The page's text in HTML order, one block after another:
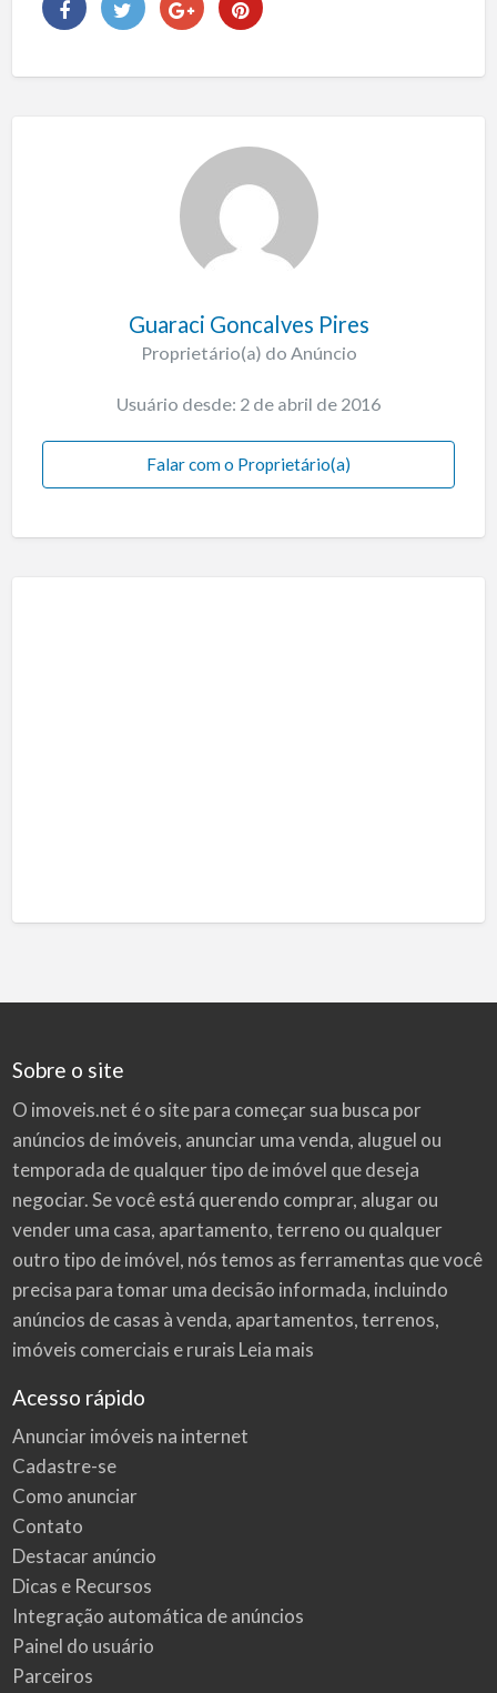
Guaraci Goncalves Pires
Proprietário(a) do Anúncio
Usuário desde: 2 de abril de 2016
Falar com o Proprietário(a)
Sobre o site
O imoveis.net é o site para começar sua busca por
anúncios de imóveis, anunciar uma venda, aluguel ou
temporada de qualquer tipo de imóvel que deseja
negociar. Se você está querendo comprar, alugar ou
vender uma casa, apartamento, terreno ou qualquer
outro tipo de imóvel, nós temos as ferramentas que você
precisa para tomar uma decisão informada, incluindo
anúncios de casas à venda, apartamentos, terrenos,
imóveis comerciais e rurais Leia mais
Acesso rápido
Anunciar imóveis na internet
Cadastre-se
Como anunciar
Contato
Destacar anúncio
Dicas e Recursos
Integração automática de anúncios
Painel do usuário
Parceiros